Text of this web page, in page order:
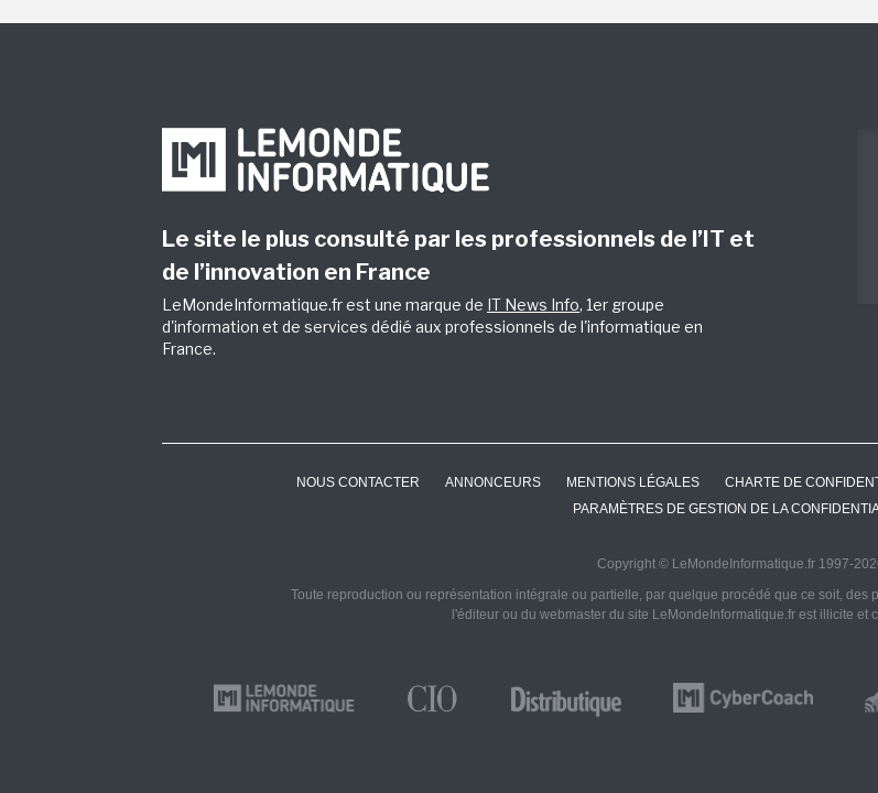
Le site le plus consulté par les professionnels de l’IT et
de l’innovation en France
LeMondeInformatique.fr est une marque de IT News Info, 1er groupe
d'information et de services dédié aux professionnels de l'informatique en
France.
NOUS CONTACTER ANNONCEURS MENTIONS LÉGALES CHARTE DE
PARAMÈTRES DE GESTION DE LA
Copyright © LeMondeInformatique.fr 1997-
Toute reproduction ou représentation intégrale ou partielle, par quelque procédé que ce soit, des
l'éditeur ou du webmaster du site LeMondeInformatique.fr est illicite et